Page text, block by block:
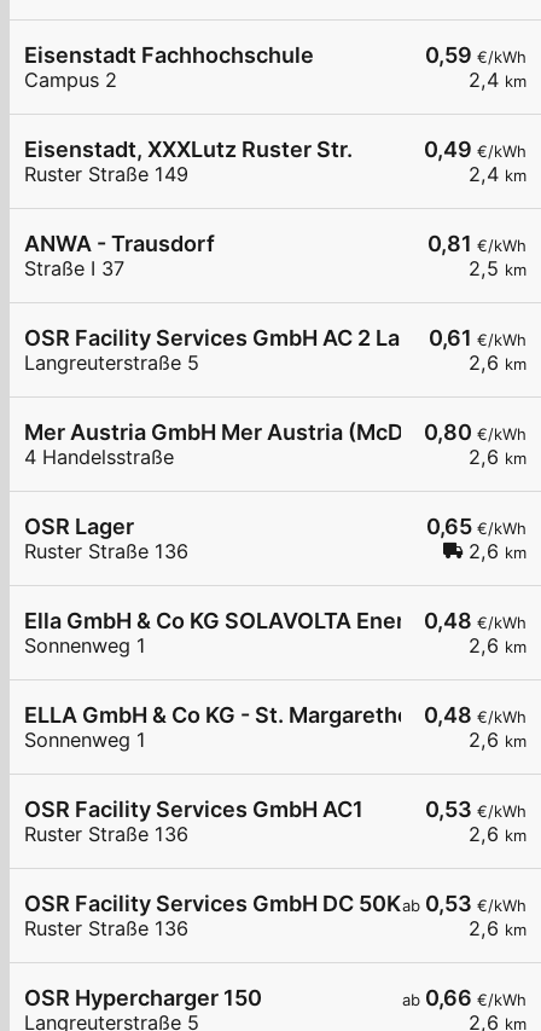
0,59 €/kWh
2,4 km
Eisenstadt Fachhochschule
Campus 2
0,49 €/kWh
2,4 km
Eisenstadt, XXXLutz Ruster Str.
Ruster Straße 149
0,81 €/kWh
2,5 km
ANWA - Trausdorf
Straße I 37
0,61 €/kWh
2,6 km
OSR Facility Services GmbH AC 2
Langreuterstraße 5
0,80 €/kWh
2,6 km
Mer Austria GmbH Mer Austria (McD) -
4 Handelsstraße
0,65 €/kWh
2,6 km
OSR Lager
Ruster Straße 136
0,48 €/kWh
2,6 km
Ella GmbH & Co KG SOLAVOLTA Energie- und
Sonnenweg 1
0,48 €/kWh
2,6 km
ELLA GmbH & Co KG - St. Margarethen - Solavolta
Sonnenweg 1
0,53 €/kWh
2,6 km
OSR Facility Services GmbH AC1
Ruster Straße 136
ab 0,53 €/kWh
2,6 km
OSR Facility Services GmbH DC 50KW
Ruster Straße 136
ab 0,66 €/kWh
2,6 km
OSR Hypercharger 150
Langreuterstraße 5